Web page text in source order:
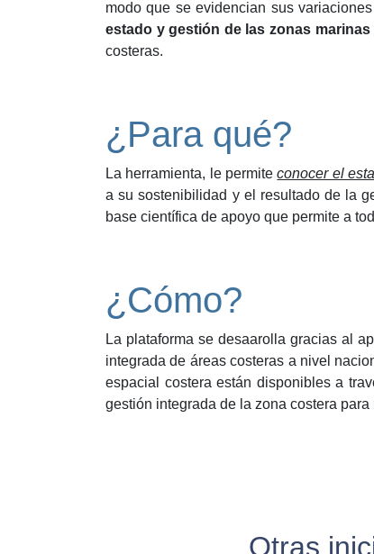
modo que se evidencian sus
estado y gestión de las zonas
costeras.
¿Para qué?
La herramienta, le permiteconocer el
a su sostenibilidad y el resultado de la
base científica de apoyo que permite a
¿Cómo?
La plataforma se desaarolla gracias al
integrada de áreas costeras a nivel
espacial costera están disponibles a
gestión integrada de la zona costera
Otras